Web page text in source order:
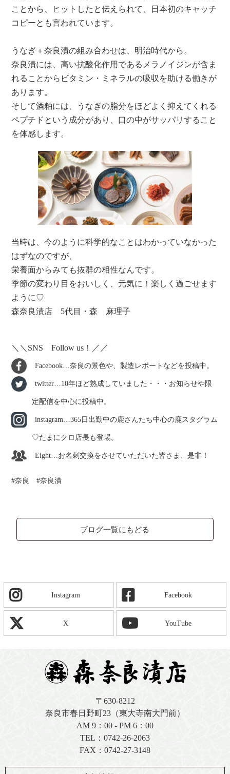
ことから、ヒットしたと伝えられて、日本初のキャッチ
コピーとも言われています。
うなぎ＋奈良漬の組み合わせは、明治時代から。
奈良漬には、高い抗酸化作用であるメラノイジンが含ま
れることからビタミン・ミネラルの吸収を助ける働きが
あります。
そして酒粕には、うなぎの脂分をほどよく抑えてくれる
ペプチドという成分があり、口の中がサッパリすること
を体感します。
当時は、今のように科学的なことはわかっていなかった
はずなのですが、
栄養面からみても抜群の相性なんです。
季節の変わり目をおいしく、元気に！楽しく過ごせます
ように♡
森奈良漬店 5代目・森 麻理子
＼＼SNS Follow us！／／
Facebook…奈良の景色や、製造レポートなどを投稿中。
twitter…10年ほど熟成していました・・・お知らせや限
定配信を中心に投稿中。
instagram…365日出勤中の鹿さんたち中心の鹿スタグラム
♡たまにクロ店長も登場。
Eight…お名刺交換をさせていただいた皆さま、是非！
奈良 奈良漬
ブログ一覧にもどる
Instagram Facebook
X YouTube
〒630-8212
奈良市春日野町23（東大寺南大門前）
AM 9：00 - PM 6：00
TEL： 0742-26-2063
FAX：0742-27-3148